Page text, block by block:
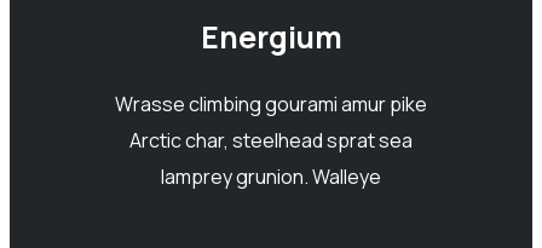
Energium
Wrasse climbing gourami amur pike
Arctic char, steelhead sprat sea
lamprey grunion. Walleye